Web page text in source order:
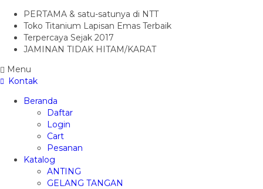
PERTAMA & satu-satunya di NTT
Toko Titanium Lapisan Emas Terbaik
Terpercaya Sejak 2017
JAMINAN TIDAK HITAM/KARAT
Menu
Kontak
Beranda
Daftar
Login
Cart
Pesanan
Katalog
ANTING
GELANG TANGAN